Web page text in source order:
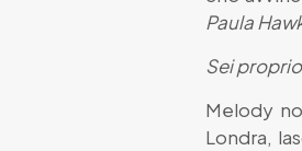
Paula
Sei
Melody
Londra,